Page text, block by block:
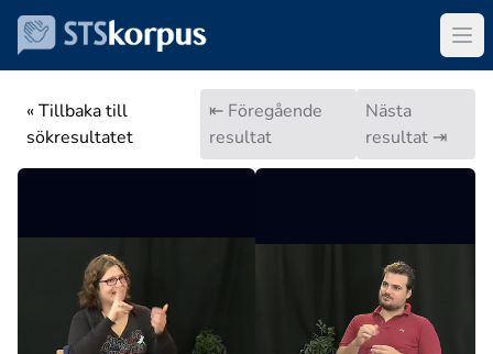
« Tillbaka till
sökresultatet
⇤ Föregående
resultat
Nästa
resultat ⇥